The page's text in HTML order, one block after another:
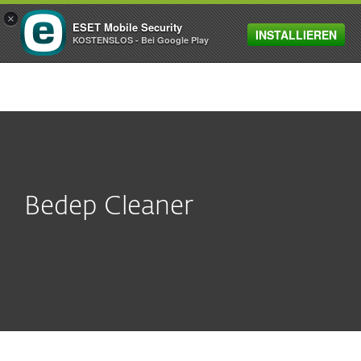
MENU
Bedep Cleaner
×
ESET Mobile Security
KOSTENSLOS - Bei Google Play INSTALLIEREN